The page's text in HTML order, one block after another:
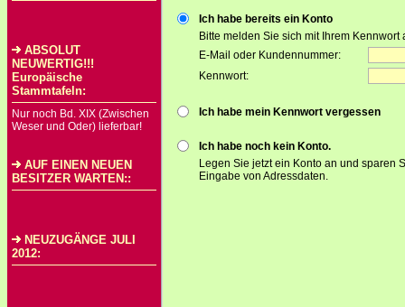
ABSOLUT
NEUWERTIG!!!
Europäische
Stammtafeln:
Nur noch Bd. XIX (Zwischen
Weser und Oder) lieferbar!
AUF EINEN NEUEN
BESITZER WARTEN::
NEUZUGÄNGE JULI
2012:
Ich habe bereits ein Konto
Bitte melden Sie sich mit Ihrem Kennwort
E-Mail oder Kundennummer:
Kennwort:
Ich habe mein Kennwort vergessen
Ich habe noch kein Konto.
Legen Sie jetzt ein Konto an und sparen
Eingabe von Adressdaten.